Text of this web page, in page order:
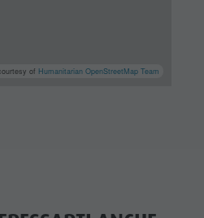
of Humanitarian OpenStreetMap Team